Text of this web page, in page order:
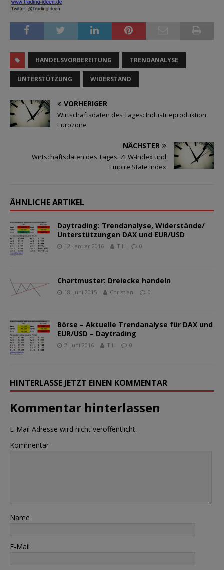
HANDELSVORBEREITUNG TRENDANALYSE
UNTERSTÜTZUNG WIDERSTAND
VORHERIGER
Wirtschaftsdaten des Tages: Industrieproduktion
Eurozone
NÄCHSTER
Wirtschaftsdaten des Tages: ZEW-Index und
Empire State Index
ÄHNLICHE ARTIKEL
Daytrading: Trendanalyse, Widerstände/
Unterstützungen DAX und EUR/USD
12. Januar 2016 Till 0
Chartmuster: Dreiecke handeln
18. Juni 2015 Christian 0
Börse – Aktuelle Trendanalyse für DAX und
EUR/USD – Daytrading
2. Juni 2016 Till 0
HINTERLASSE JETZT EINEN KOMMENTAR
Kommentar hinterlassen
E-Mail Adresse wird nicht veröffentlicht.
Kommentar
Name
E-Mail